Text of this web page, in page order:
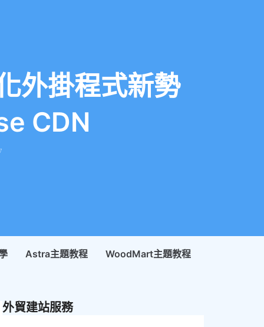
外掛程式新勢
CDN
Astra主題教程 WoodMart主題教程
外貿建站服務